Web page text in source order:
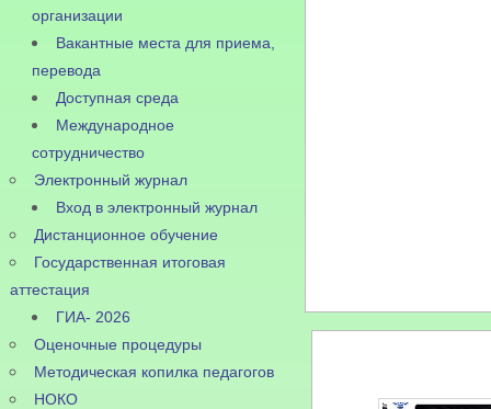
организации
Вакантные места для приема,
перевода
Доступная среда
Международное
сотрудничество
Электронный журнал
Вход в электронный журнал
Дистанционное обучение
Государственная итоговая
аттестация
ГИА- 2026
Оценочные процедуры
Методическая копилка педагогов
НОКО